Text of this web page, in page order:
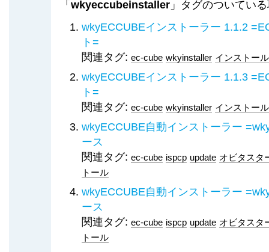
「 wkyeccubeinstaller 」タグのついてい
wkyECCUBEインストーラー 1.1.2
ト=
関連タグ: ec-cube wkyinstaller インストール
wkyECCUBEインストーラー 1.1.3
ト=
関連タグ: ec-cube wkyinstaller インストール
wkyECCUBE自動インストーラー
ース
関連タグ: ec-cube ispcp update オビタスタ
トール
wkyECCUBE自動インストーラー
ース
関連タグ: ec-cube ispcp update オビタスタ
トール